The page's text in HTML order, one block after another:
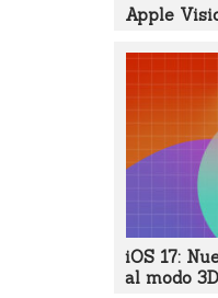
Apple
iOS 17:
al modo